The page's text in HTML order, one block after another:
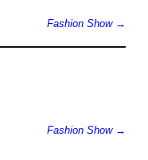
Fashion Show →
Fashion Show →